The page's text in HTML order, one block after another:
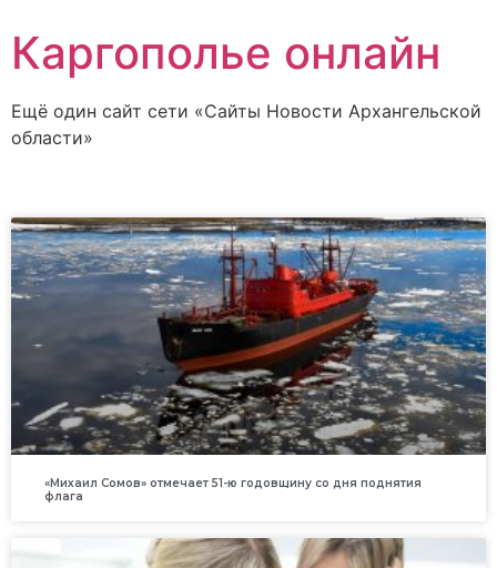
Каргополье онлайн
Ещё один сайт сети «Сайты Новости Архангельской
области»
«Михаил Сомов» отмечает 51-ю годовщину со дня поднятия
флага